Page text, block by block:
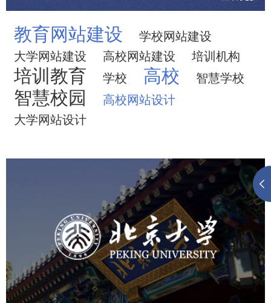
教育网站建设
学校网站建设
大学网站建设
高校网站建设 培训机构
培训教育 学校 高校 智慧学校
智慧校园
高校网站设计
大学网站设计
北京大学
培训教育 高校 大学网站建设
高校网站建设
学校网站建设
教育网站建设